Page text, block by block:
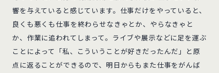
響を与えていると感じています。仕事だけをやっていると、
良くも悪くも仕事を終わらせなきゃとか、やらなきゃと
か、作業に追われてしまって。ライブや展示などに足を運ぶ
ことによって「私、こういうことが好きだったんだ」と原
点に返ることができるので、明日からもまた仕事をがんば